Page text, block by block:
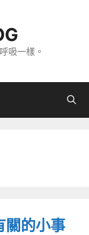
吸一樣。
關的小事